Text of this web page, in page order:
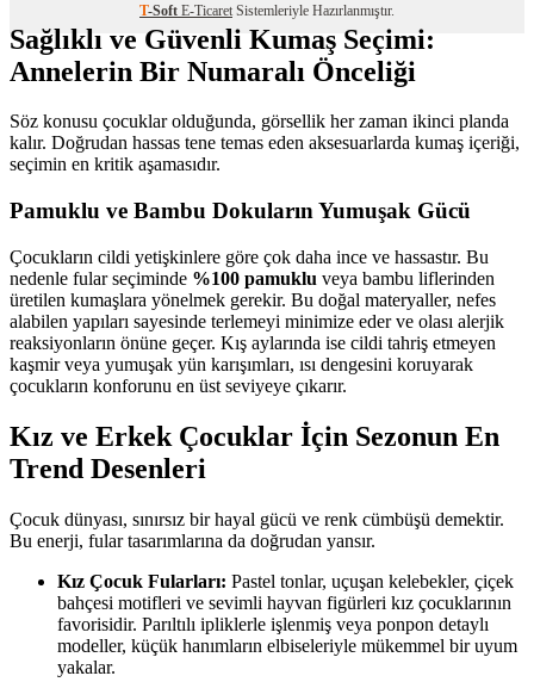
Sağlıklı ve Güvenli Kumaş Seçimi:
Annelerin Bir Numaralı Önceliği
Söz konusu çocuklar olduğunda, görsellik her zaman ikinci planda
kalır. Doğrudan hassas tene temas eden aksesuarlarda kumaş içeriği,
seçimin en kritik aşamasıdır.
Pamuklu ve Bambu Dokuların Yumuşak Gücü
Çocukların cildi yetişkinlere göre çok daha ince ve hassastır. Bu
nedenle fular seçiminde %100 pamuklu veya bambu liflerinden
üretilen kumaşlara yönelmek gerekir. Bu doğal materyaller, nefes
alabilen yapıları sayesinde terlemeyi minimize eder ve olası alerjik
reaksiyonların önüne geçer. Kış aylarında ise cildi tahriş etmeyen
kaşmir veya yumuşak yün karışımları, ısı dengesini koruyarak
çocukların konforunu en üst seviyeye çıkarır.
Kız ve Erkek Çocuklar İçin Sezonun En
Trend Desenleri
Çocuk dünyası, sınırsız bir hayal gücü ve renk cümbüşü demektir.
Bu enerji, fular tasarımlarına da doğrudan yansır.
Kız Çocuk Fularları: Pastel tonlar, uçuşan kelebekler, çiçek
bahçesi motifleri ve sevimli hayvan figürleri kız çocuklarının
favorisidir. Parıltılı ipliklerle işlenmiş veya ponpon detaylı
modeller, küçük hanımların elbiseleriyle mükemmel bir uyum
yakalar.
T-Soft E-Ticaret Sistemleriyle Hazırlanmıştır.